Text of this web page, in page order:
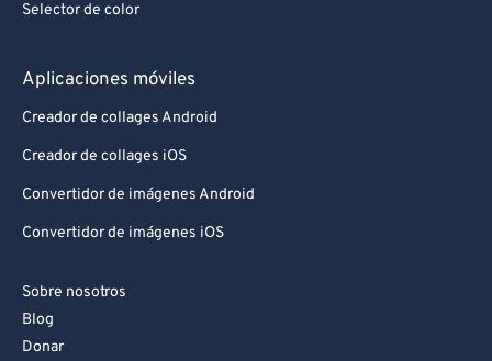
Selector de color
Aplicaciones móviles
Creador de collages Android
Creador de collages iOS
Convertidor de imágenes Android
Convertidor de imágenes iOS
Sobre nosotros
Blog
Donar